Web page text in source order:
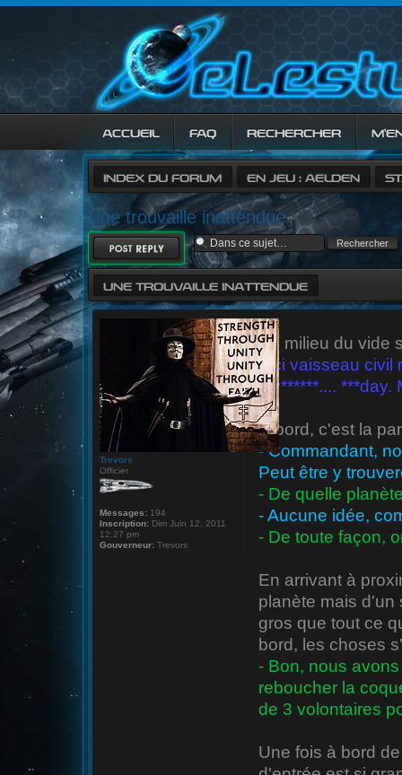
ACCUEIL FAQ RECHERCHER
INDEX DU FORUM EN JEU : AELDEN
Une trouvaille inattendue
RÉPONDRE
UNE TROUVAILLE INATTENDUE
Au milieu du vide
- Ici vaisseau civil
niv******.... ***day.
À bord, c'est la
- Commandant,
Peut être y
- De quelle
- Aucune idée,
- De toute façon,
En arrivant à
planète mais d'un
gros que tout ce
bord, les choses
- Bon, nous
reboucher la
de 3 volontaires
Une fois à bord
Trevors
Officier
Messages: 194
Inscription: Dim Juin 12, 2011
12:27 pm
Gouverneur: Trevors